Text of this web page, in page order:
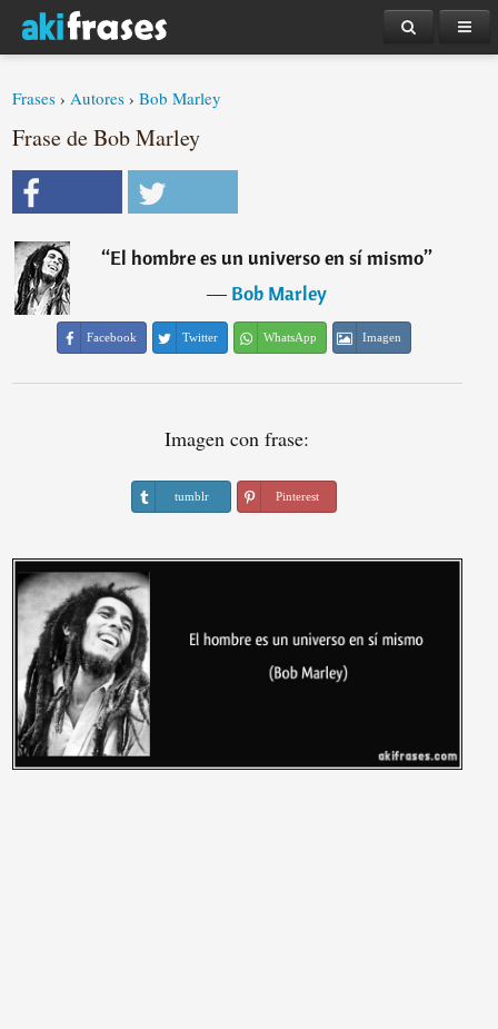
Frases ›Autores ›Bob Marley
Frase de Bob Marley
“El hombre es un universo en sí mismo”
―Bob Marley
Facebook Twitter WhatsApp Imagen
Imagen con frase:
tumblr Pinterest